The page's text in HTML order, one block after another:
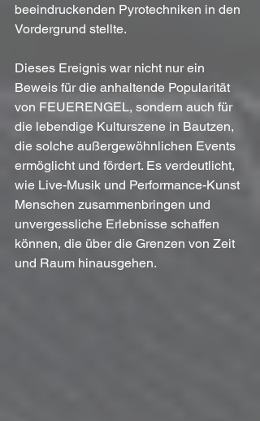
beeindruckenden Pyrotechniken in den
Vordergrund stellte.
Dieses Ereignis war nicht nur ein
Beweis für die anhaltende Popularität
von FEUERENGEL, sondern auch für
die lebendige Kulturszene in Bautzen,
die solche außergewöhnlichen Events
ermöglicht und fördert. Es verdeutlicht,
wie Live-Musik und Performance-Kunst
Menschen zusammenbringen und
unvergessliche Erlebnisse schaffen
können, die über die Grenzen von Zeit
und Raum hinausgehen.